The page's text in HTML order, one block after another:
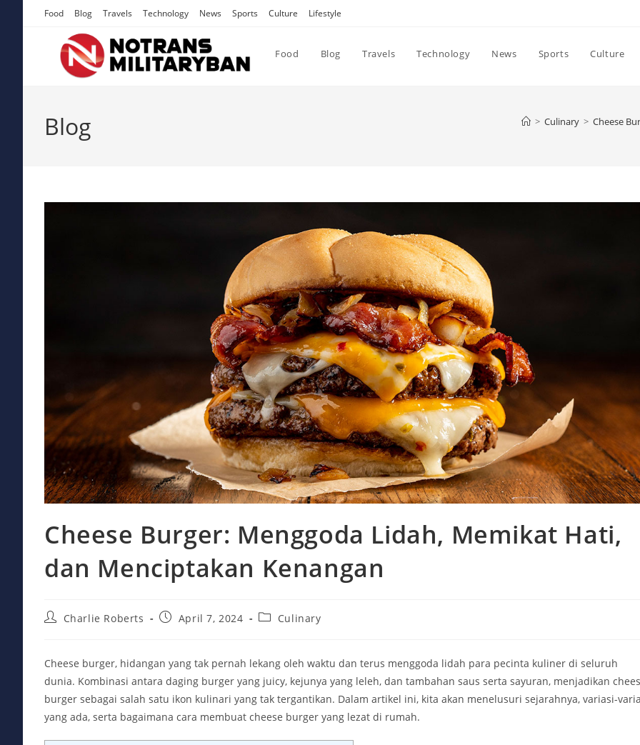
Food Blog Travels Technology News Sports Culture Lifestyle
Food Blog Travels Technology News Sports Culture
Blog > Culinary > Cheese
Cheese Burger: Menggoda Lidah, Memikat Hati,
dan Menciptakan Kenangan
PostCharlie Roberts
PostApril 7, 2024
PostCulinary
Cheese burger, hidangan yang tak pernah lekang oleh waktu dan terus menggoda lidah para pecinta kuliner di seluruh
dunia. Kombinasi antara daging burger yang juicy, kejunya yang leleh, dan tambahan saus serta sayuran, menjadikan
burger sebagai salah satu ikon kulinari yang tak tergantikan. Dalam artikel ini, kita akan menelusuri sejarahnya, variasi-
yang ada, serta bagaimana cara membuat cheese burger yang lezat di rumah.